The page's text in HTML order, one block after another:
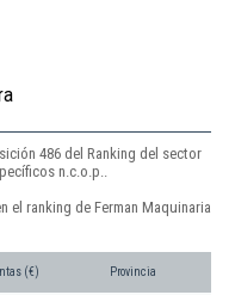
486 del Ranking del sector
n.c.o.p..
ranking de Ferman Maquinaria
(€) Provincia